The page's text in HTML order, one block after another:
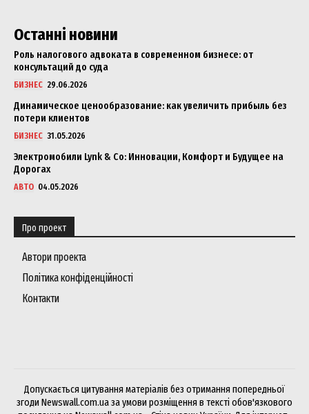
Contact us
My account
Останні новини
Роль налогового адвоката в современном бизнесе: от
консультаций до суда
БИЗНЕС 29.06.2026
Динамическое ценообразование: как увеличить прибыль без
потери клиентов
БИЗНЕС 31.05.2026
Электромобили Lynk & Co: Инновации, Комфорт и Будущее на
Дорогах
АВТО 04.05.2026
Про проект
Автори проекта
Політика конфіденційності
Контакти
Допускається цитування матеріалів без отримання попередньої
згоди Newswall.com.ua за умови розміщення в тексті обов'язкового